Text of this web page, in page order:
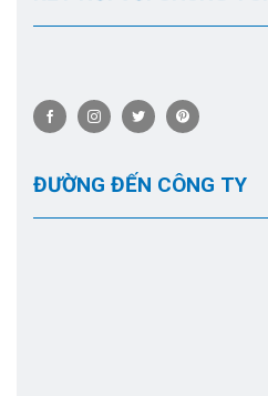
ĐƯỜNG ĐẾN CÔNG TY